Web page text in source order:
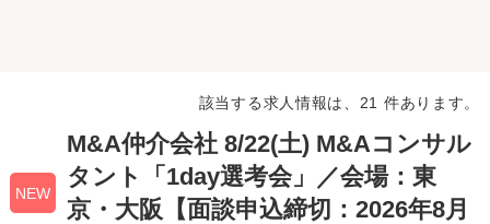
該当する求人情報は、21 件あります。
NEW
M&A仲介会社 8/22(土) M&Aコンサル
タント「1day選考会」／会場：東
京・大阪【面談申込締切：2026年8月